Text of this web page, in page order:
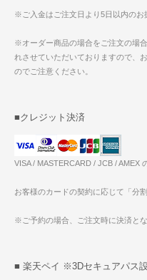
※ご入金はご注文日より5日以内のお
※オーダー商品の場合をご注文の場
れさせていただいておりますので、
のでご注意ください。
■クレジット決済
VISA / MASTERCARD / JCB / AMEX
お客様のカードの契約に応じて「分
※ご予約の場合、ご注文時に決済と
■ 楽天ペイ ※3Dセキュアパス